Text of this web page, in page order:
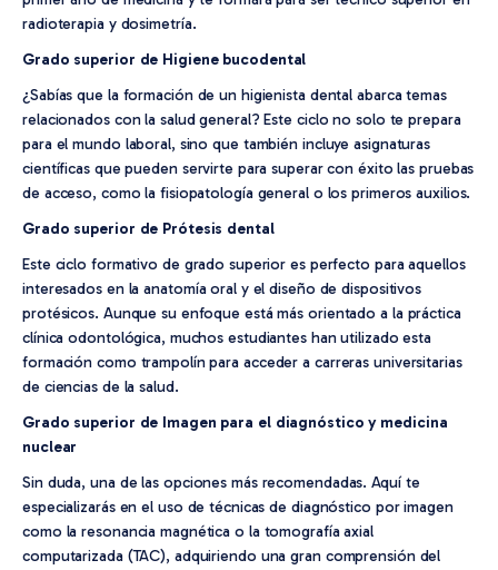
radioterapia y dosimetría.
Grado superior de Higiene bucodental
¿Sabías que la formación de un higienista dental abarca temas
relacionados con la salud general? Este ciclo no solo te prepara
para el mundo laboral, sino que también incluye asignaturas
científicas que pueden servirte para superar con éxito las pruebas
de acceso, como la fisiopatología general o los primeros auxilios.
Grado superior de Prótesis dental
Este ciclo formativo de grado superior es perfecto para aquellos
interesados en la anatomía oral y el diseño de dispositivos
protésicos. Aunque su enfoque está más orientado a la práctica
clínica odontológica, muchos estudiantes han utilizado esta
formación como trampolín para acceder a carreras universitarias
de ciencias de la salud.
Grado superior de Imagen para el diagnóstico y medicina
nuclear
Sin duda, una de las opciones más recomendadas. Aquí te
especializarás en el uso de técnicas de diagnóstico por imagen
como la resonancia magnética o la tomografía axial
computarizada (TAC), adquiriendo una gran comprensión del